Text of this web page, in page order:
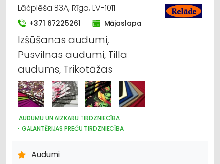
Lāčplēša 83A, Rīga, LV-1011
+371 67225261 Mājaslapa
Izšūšanas audumi,
Pusvilnas audumi, Tilla
audums, Trikotāžas
AUDUMU UN AIZKARU TIRDZNIECĪBA
GALANTĒRIJAS PREČU TIRDZNIECĪBA
ŠŪŠANAS PIEDERUMI, APĢĒRBU FURNITŪRA
ŽALŪZIJAS, AIZKARU STIEŅI
Audumi